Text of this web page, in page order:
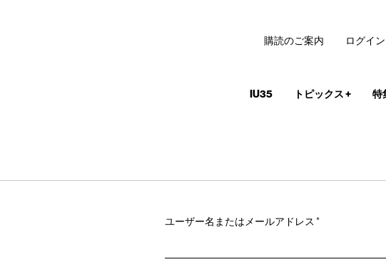
IU35 トピックス+ 特
購読のご案内 ログイン
ユーザー名またはメールアドレス*必